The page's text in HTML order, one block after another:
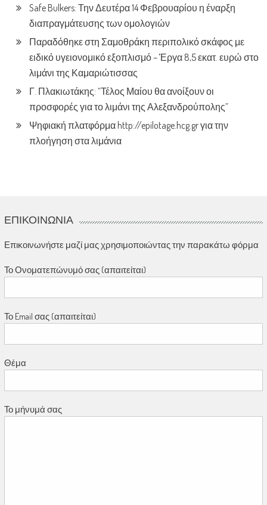
Safe Bulkers: Την Δευτέρα 14 Φεβρουαρίου η έναρξη
διαπραγμάτευσης των ομολογιών
Παραδόθηκε στη Σαμοθράκη περιπολικό σκάφος με
ειδικό υγειονομικό εξοπλισμό – Έργα 8,5 εκατ. ευρώ στο
λιμάνι της Καμαριώτισσας
Γ. Πλακιωτάκης: “Τέλος Μαίου θα ανοίξουν οι
προσφορές για το λιμάνι της Αλεξανδρούπολης”
Ψηφιακή πλατφόρμα http://epilotage.hcg.gr για την
πλοήγηση στα λιμάνια
ΕΠΙΚΟΙΝΩΝΊΑ
Επικοινωνήστε μαζί μας χρησιμοποιώντας την παρακάτω φόρμα
Το Ονοματεπώνυμό σας (απαιτείται)
Το Email σας (απαιτείται)
Θέμα
Το μήνυμά σας